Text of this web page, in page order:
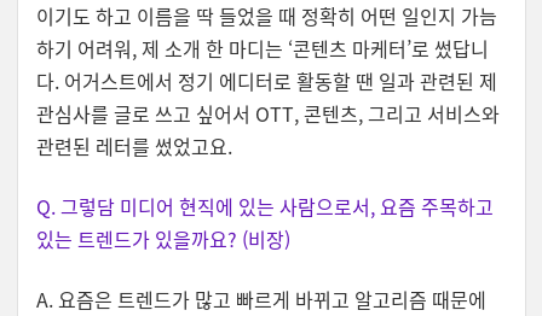
이기도 하고 이름을 딱 들었을 때 정확히 어떤 일인지 가늠
하기 어려워, 제 소개 한 마디는 ‘콘텐츠 마케터’로 썼답니
다. 어거스트에서 정기 에디터로 활동할 땐 일과 관련된 제
관심사를 글로 쓰고 싶어서 OTT, 콘텐츠, 그리고 서비스와
관련된 레터를 썼었고요.
Q. 그렇담 미디어 현직에 있는 사람으로서, 요즘 주목하고
있는 트렌드가 있을까요? (비장)
A. 요즘은 트렌드가 많고 빠르게 바뀌고 알고리즘 때문에